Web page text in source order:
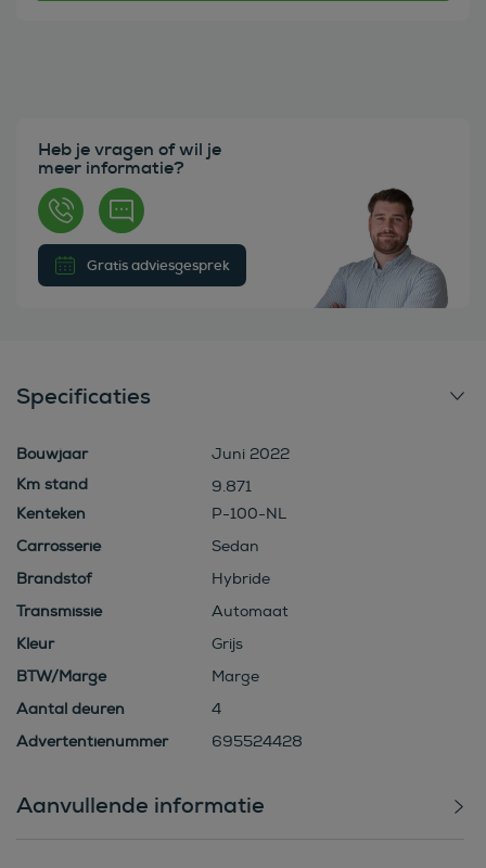
Heb je vragen of wil je
meer informatie?
Gratis adviesgesprek
Specificaties
Bouwjaar
Juni 2022
9.871
Kenteken
P-100-NL
Carrosserie
Sedan
Brandstof
Hybride
Transmissie
Automaat
Kleur
Grijs
BTW/Marge
Marge
Aantal deuren
4
Advertentienummer
695524428
Aanvullende informatie